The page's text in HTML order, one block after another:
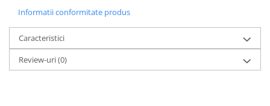
Informatii conformitate produs
Caracteristici
Review-uri(0)